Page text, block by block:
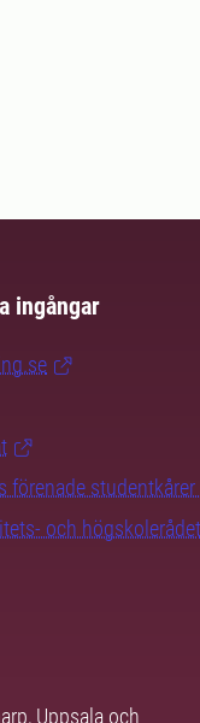
ingångar
förenade studentkårer
och högskolerådet
Uppsala och